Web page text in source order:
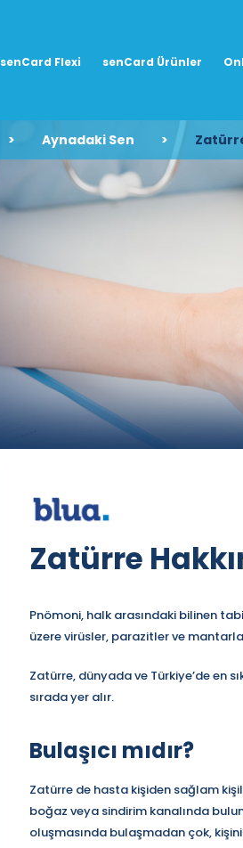
senCard Flexi senCard Ürünler
> Aynadaki Sen >
Zatürre
Pnömoni, halk arasındaki bilinen
üzere virüsler, parazitler ve
Zatürre, dünyada ve Türkiye’de en
sırada yer alır.
Bulaşıcı mıdır?
Zatürre de hasta kişiden sağlam
boğaz veya sindirim kanalında
oluşmasında bulaşmadan çok,